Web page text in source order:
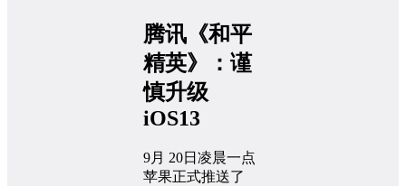
腾讯《和平
精英》：谨
慎升级
iOS13
9月 20日凌晨一点
苹果正式推送了